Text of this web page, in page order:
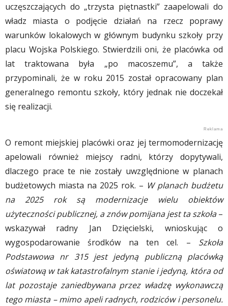
uczęszczających do „trzysta piętnastki” zaapelowali do
władz miasta o podjęcie działań na rzecz poprawy
warunków lokalowych w głównym budynku szkoły przy
placu Wojska Polskiego. Stwierdzili oni, że placówka od
lat traktowana była „po macoszemu”, a także
przypominali, że w roku 2015 został opracowany plan
generalnego remontu szkoły, który jednak nie doczekał
się realizacji.
O remont miejskiej placówki oraz jej termomodernizację
apelowali również miejscy radni, którzy dopytywali,
dlaczego prace te nie zostały uwzględnione w planach
budżetowych miasta na 2025 rok. – W planach budżetu
na 2025 rok są modernizacje wielu obiektów
użyteczności publicznej, a znów pomijana jest ta szkoła–
wskazywał radny Jan Dzięcielski, wnioskując o
wygospodarowanie środków na ten cel. – Szkoła
Podstawowa nr 315 jest jedyną publiczną placówką
oświatową w tak katastrofalnym stanie i jedyną, która od
lat pozostaje zaniedbywana przez władzę wykonawczą
tego miasta – mimo apeli radnych, rodziców i personelu.